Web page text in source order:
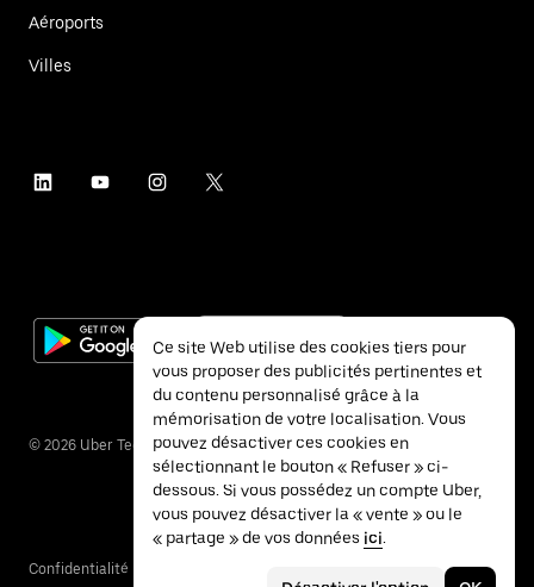
Aéroports
Villes
© 2026 Uber Technologies Inc.
Confidentialité
Ce site Web utilise des cookies tiers pour
vous proposer des publicités pertinentes et
du contenu personnalisé grâce à la
mémorisation de votre localisation. Vous
pouvez désactiver ces cookies en
sélectionnant le bouton « Refuser » ci-
dessous. Si vous possédez un compte Uber,
vous pouvez désactiver la « vente » ou le
« partage » de vos données ici.